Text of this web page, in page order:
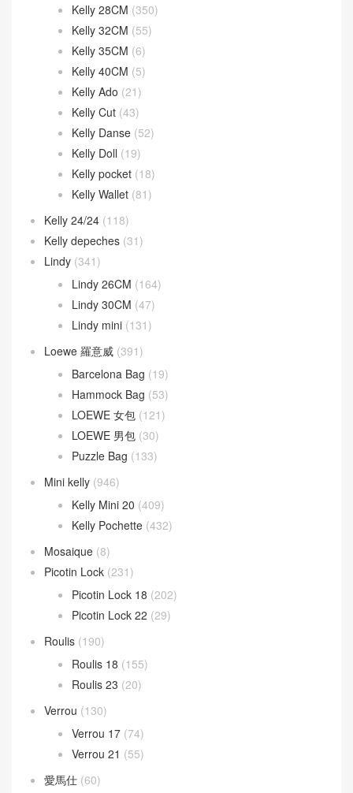
Kelly 28CM (350)
Kelly 32CM (55)
Kelly 35CM (6)
Kelly 40CM (5)
Kelly Ado (21)
Kelly Cut (43)
Kelly Danse (52)
Kelly Doll (19)
Kelly pocket (18)
Kelly Wallet (81)
Kelly 24/24 (118)
Kelly depeches (31)
Lindy (341)
Lindy 26CM (164)
Lindy 30CM (47)
Lindy mini (131)
Loewe 羅意威 (391)
Barcelona Bag (19)
Hammock Bag (53)
LOEWE 女包 (121)
LOEWE 男包 (30)
Puzzle Bag (133)
Mini kelly (946)
Kelly Mini 20 (409)
Kelly Pochette (432)
Mosaique (8)
Picotin Lock (231)
Picotin Lock 18 (202)
Picotin Lock 22 (29)
Roulis (190)
Roulis 18 (155)
Roulis 23 (20)
Verrou (130)
Verrou 17 (74)
Verrou 21 (55)
愛馬仕 (60)